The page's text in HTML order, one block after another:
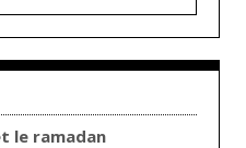
le ramadan